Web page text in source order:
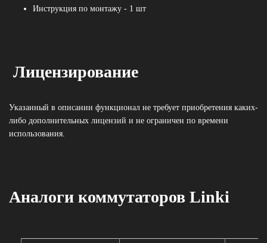
Инструкция по монтажу - 1 шт
Лицензирование
Указанный в описании функционал не требует приобретения каких-
либо дополнительных лицензий и не ограничен по времени
использования.
Аналоги коммутаторов Linki